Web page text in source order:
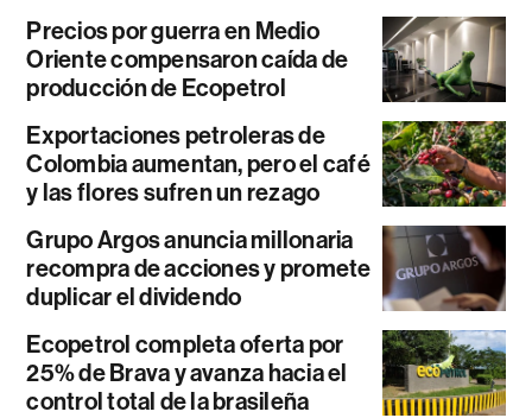
Precios por guerra en Medio
Oriente compensaron caída de
producción de Ecopetrol
Exportaciones petroleras de
Colombia aumentan, pero el café
y las flores sufren un rezago
Grupo Argos anuncia millonaria
recompra de acciones y promete
duplicar el dividendo
Ecopetrol completa oferta por
25% de Brava y avanza hacia el
control total de la brasileña